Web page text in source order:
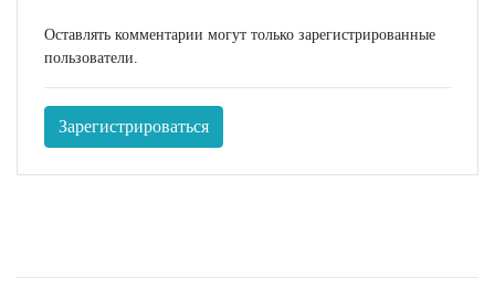
Оставлять комментарии могут только зарегистрированные
пользователи.
Зарегистрироваться